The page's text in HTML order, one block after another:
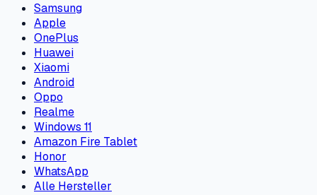
Samsung
Apple
OnePlus
Huawei
Xiaomi
Android
Oppo
Realme
Windows 11
Amazon Fire Tablet
Honor
WhatsApp
Alle Hersteller